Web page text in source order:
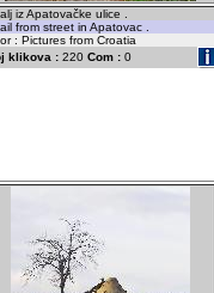
iz Apatovačke ulice .
from street in Apatovac .
: Pictures from Croatia
klikova : 220 Com : 0